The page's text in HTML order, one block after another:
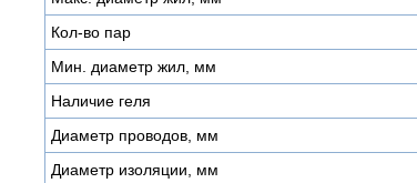
Кол-во пар
Мин. диаметр жил, мм
Наличие геля
Диаметр проводов, мм
Диаметр изоляции, мм